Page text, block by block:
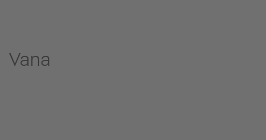
Vana